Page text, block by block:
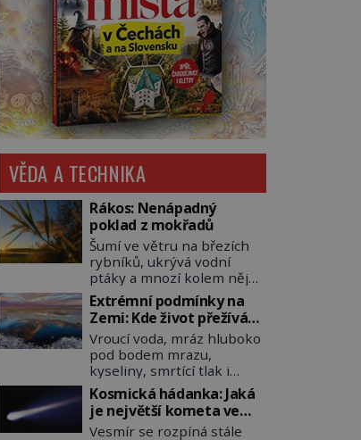
VĚDA A TECHNIKA
Rákos: Nenápadný
poklad z mokřadů
Šumí ve větru na březích
rybníků, ukrývá vodní
ptáky a mnozí kolem něj
procházejí bez povšimnutí.
Přesto právě rákos
pomáhal stavět domy,
vyrábět lodě, zapisovat
první texty a inspiroval
řadu pověstí. Tato
skromná, ale užitečná
rostlina provází člověka už
tisíce let. Většina lidí vnímá
Extrémní podmínky na
Zemi: Kde život přežívá
navzdory všemu
Vroucí voda, mráz hluboko
pod bodem mrazu,
kyseliny, smrtící tlak i
pouště, kde celé roky
nespadne jediná kapka
deště. Na první pohled
místa, kde nemůže
Kosmická hádanka: Jaká
je největší kometa ve
známém vesmíru?
Vesmír se rozpíná stále